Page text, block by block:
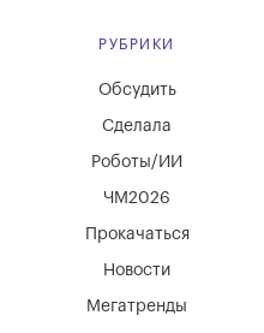
РУБРИКИ
Мегатренды
Новости
Обсудить
Сделала
Роботы/ИИ
ЧМ2026
Прокачаться